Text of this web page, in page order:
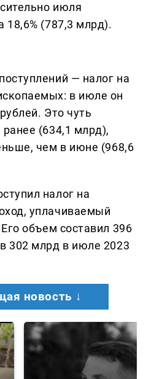
июля
18,6% (787,3 млрд).
— налог на
в июле он
Это чуть
(634,1 млрд),
чем в июне (968,6
налог на
уплачиваемый
объем составил 396
302 млрд в июле 2023
новость ↓